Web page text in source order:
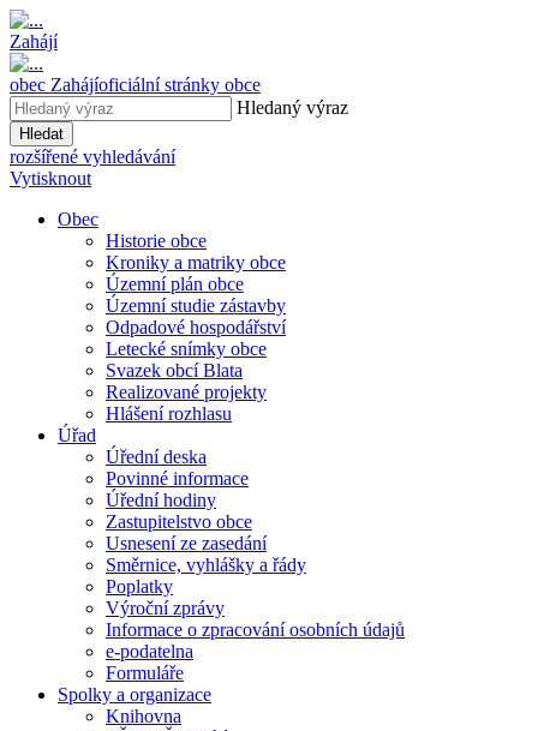
Zahájí
obec Zahájíoficiální stránky obce
Hledaný výraz
Hledat
rozšířené vyhledávání
Vytisknout
Obec
Historie obce
Kroniky a matriky obce
Územní plán obce
Územní studie zástavby
Odpadové hospodářství
Letecké snímky obce
Svazek obcí Blata
Realizované projekty
Hlášení rozhlasu
Úřad
Úřední deska
Povinné informace
Úřední hodiny
Zastupitelstvo obce
Usnesení ze zasedání
Směrnice, vyhlášky a řády
Poplatky
Výroční zprávy
Informace o zpracování osobních údajů
e-podatelna
Formuláře
Spolky a organizace
Knihovna